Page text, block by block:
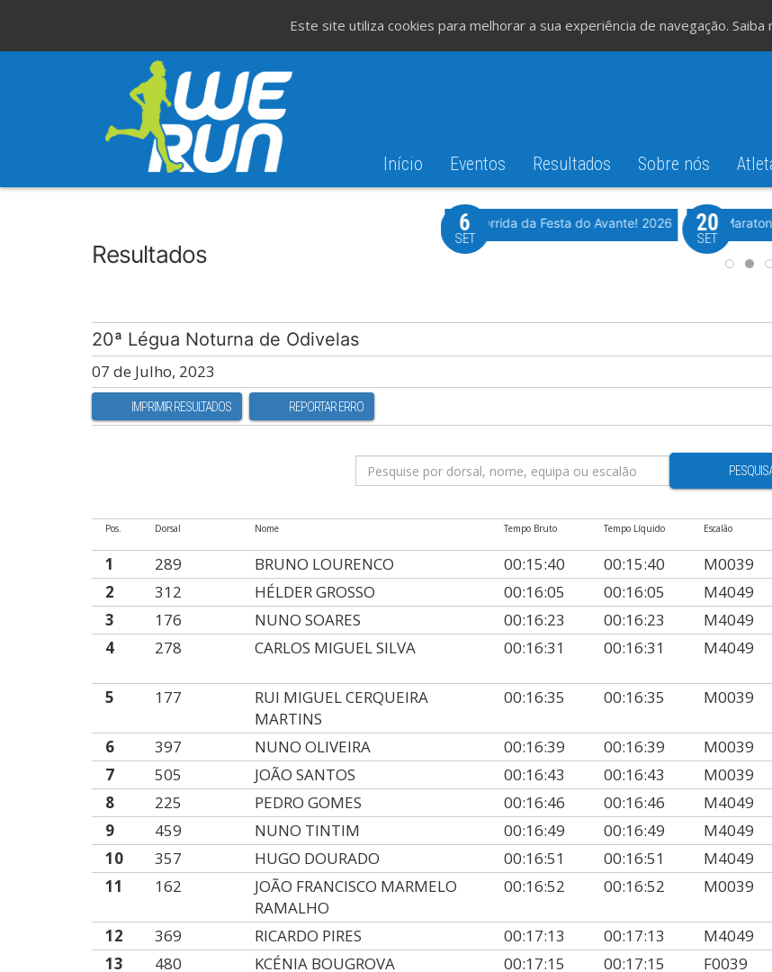
Início Eventos Resultados Sobre nós
Resultados Evento WeTiming
37ª Corrida da Festa do Avante! 2026
6
SET
Meia
20
SET
20ª Légua Noturna de Odivelas
07 de Julho, 2023
IMPRIMIR RESULTADOS REPORTAR ERRO
Pos. Dorsal Nome Tempo Bruto Tempo Líquido Escalão
1 289 BRUNO LOURENCO 00:15:40 00:15:40 M0039
2
312 HÉLDER GROSSO 00:16:05 00:16:05 M4049
3
176 NUNO SOARES 00:16:23 00:16:23 M4049
4
278 CARLOS MIGUEL SILVA 00:16:31 00:16:31 M4049
5 177
RUI MIGUEL CERQUEIRA
MARTINS
00:16:35 00:16:35 M0039
6 397 NUNO OLIVEIRA 00:16:39 00:16:39 M0039
7
505 JOÃO SANTOS 00:16:43 00:16:43 M0039
8
225 PEDRO GOMES 00:16:46 00:16:46 M4049
9
459 NUNO TINTIM 00:16:49 00:16:49 M4049
10
357 HUGO DOURADO 00:16:51 00:16:51 M4049
11
162
JOÃO FRANCISCO MARMELO
RAMALHO
00:16:52 00:16:52 M0039
12 369 RICARDO PIRES 00:17:13 00:17:13 M4049
13
480 KCÉNIA BOUGROVA 00:17:15 00:17:15 F0039
Este site utiliza cookies para melhorar a sua experiência de navegação. Saiba